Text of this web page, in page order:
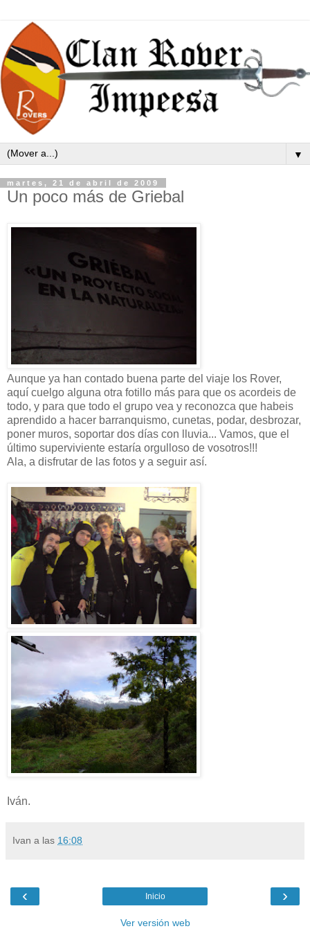
▼
martes, 21 de abril de 2009
Un poco más de Griebal
Aunque ya han contado buena parte del viaje los Rover,
aquí cuelgo alguna otra fotillo más para que os acordeis de
todo, y para que todo el grupo vea y reconozca que habeis
aprendido a hacer barranquismo, cunetas, podar, desbrozar,
poner muros, soportar dos días con lluvia... Vamos, que el
último superviviente estaría orgulloso de vosotros!!!
Ala, a disfrutar de las fotos y a seguir así.
Iván.
Ivan a las 16:08
‹ ›
Inicio
Ver versión web